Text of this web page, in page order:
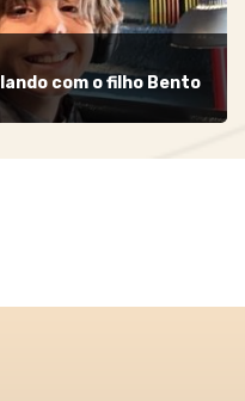
com o filho Bento